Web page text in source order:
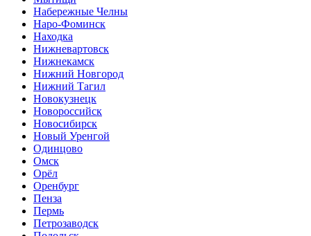
Набережные Челны
Наро-Фоминск
Находка
Нижневартовск
Нижнекамск
Нижний Новгород
Нижний Тагил
Новокузнецк
Новороссийск
Новосибирск
Новый Уренгой
Одинцово
Омск
Орёл
Оренбург
Пенза
Пермь
Петрозаводск